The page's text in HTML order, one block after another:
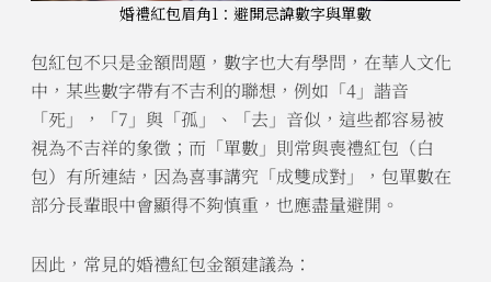
婚禮紅包眉角1：避開忌諱數字與單數
包紅包不只是金額問題，數字也大有學問，在華人文化
中，某些數字帶有不吉利的聯想，例如「4」諧音
「死」，「7」與「孤」、「去」音似，這些都容易被
視為不吉祥的象徵；而「單數」則常與喪禮紅包（白
包）有所連結，因為喜事講究「成雙成對」，包單數在
部分長輩眼中會顯得不夠慎重，也應盡量避開。
因此，常見的婚禮紅包金額建議為：